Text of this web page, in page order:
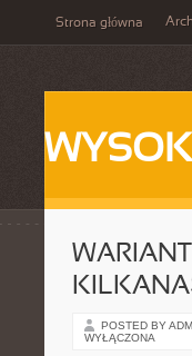
Strona główna
POSTED BY
WYŁĄCZONA